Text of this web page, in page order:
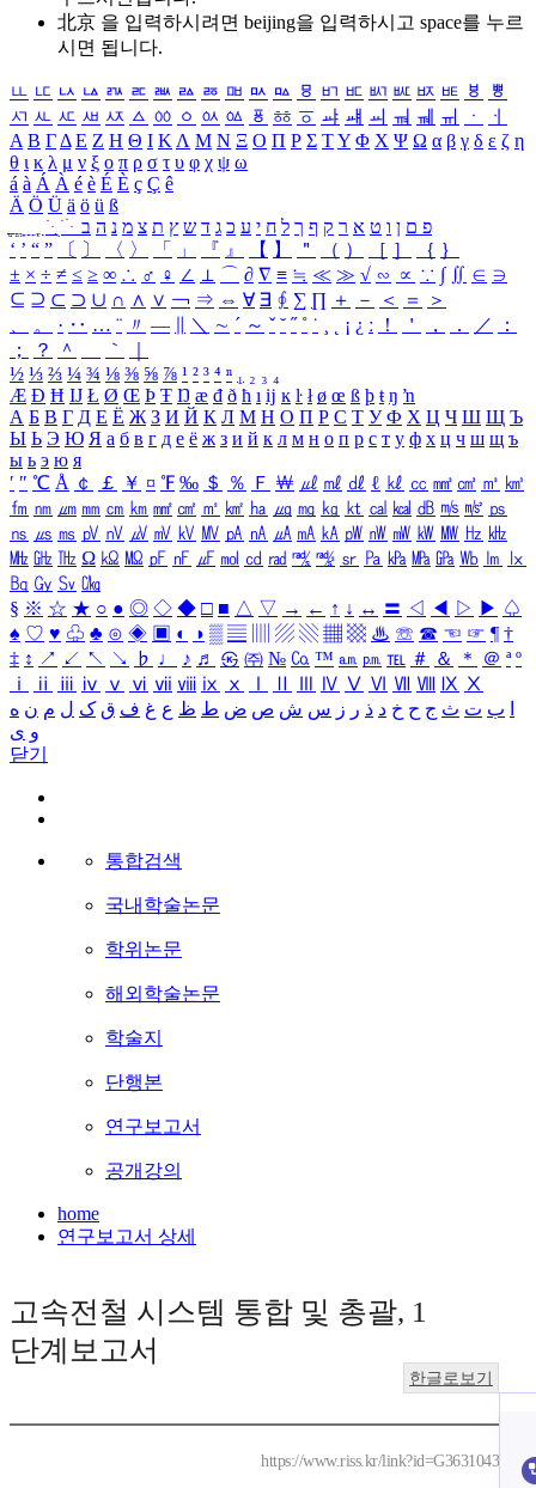
北京 을 입력하시려면 beijing을 입력하시고 space를 누르
시면 됩니다.
ㅥ ㅦ ㅧ ㅨ ㅩ ㅪ ㅫ ㅬ ㅭ ㅮ ㅯ ㅰ ㅱ ㅲ ㅳ ㅴ ㅵ ㅶ ㅷ ㅸ
ㅹ
ㅺ ㅻ ㅼ ㅽ ㅾ ㅿ ㆀ ㆁ ㆂ ㆃ ㆄ ㆅ ㆆ ㆇ ㆈ ㆉ ㆊ ㆋ ㆌ ㆍ
ㆎ
Α Β ΓΔ Ε Ζ Η Θ Ι ΚΛ Μ Ν Ξ Ο Π Ρ Σ ΤΥ Φ Χ Ψ Ω α β γ δ ε ζ η
θ ι κ λ μ ν ξ ο π ρ σ τ υ φ χ ψ ω
á à Á À é è É È ç Ç ê
Ä Ö Ü ä ö ü ß
ִֶֹ ֻּ ׁׂ פ ם ן ו ט א ר ק ף ך ל ח י ע כ ג ד ש ץ ת צ מ נ ה ב
‘ ’ “ ” 〔 〕 〈 〉 「 」 『 』 【 】 ＂ （ ） ［ ］ ｛ ｝
± × ÷ ≠ ≤ ≥ ∞ ∴ ♂ ♀ ∠ ⊥ ⌒ ∂ ∇ ≡ ≒ ≪ ≫ √ ∽ ∝ ∵ ∫ ∬ ∈ ∋
⊆ ⊇ ⊂ ⊃ ∪ ∩ ∧ ∨ ￢ ⇒ ⇔ ∀ ∃ ∮ ∑ ∏ ＋ － ＜ ＝
＞
、
。 · ‥ … ¨ 〃 ― ＼ ∼ ´ ～ ˇ ˘ ˝ ˚ ˙ ¸ ¡ ¿ ː ！ ＇ ， ． ／
：
；
？ ＾ ｀
½ ⅓ ⅔ ¼ ¾ ⅛ ⅜ ⅝ ⅞ ¹ ² ³ ⁴ ⁿ ₁ ₂ ₃ ₄
Æ Ð Ħ Ĳ Ł Ø Œ Þ Ŧ Ŋ æ đ ð ħ ı ĳ ĸ ŀ ł ø œ ß þ ŧ ŋ ŉ
А Б В Г Д Е Ё Ж З И Й К Л М Н О П Р С Т У Ф Х Ц Ч Ш Щ Ъ
Ы Ь Э Ю Я а б в г д е ё ж з и й к л м н о п р с т у ф х ц ч ш щ ъ
ы ь э ю я
′ ″ ℃ Å ￠ ￡ ￥ ¤ ℉ ‰ ＄ ％ Ｆ ￦ ㎕ ㎖ ㎗ ℓ ㎘ ㏄ ㎣ ㎤ ㎥ ㎦
㎙ ㎚ ㎛ ㎜ ㎝ ㎞ ㎟ ㎠ ㎡ ㎢ ㏊ ㎍ ㎎ ㎏ ㏏ ㎈ ㎉ ㏈ ㎧ ㎨ ㎰
㎱ ㎲ ㎳ ㎴ ㎵ ㎶ ㎷ ㎸ ㎹ ㎀ ㎁ ㎂ ㎃ ㎄ ㎺ ㎻ ㎽ ㎾ ㎿ ㎐ ㎑
㎒ ㎓ ㎔ Ω ㏀ ㏁ ㎊ ㎋ ㎌ ㏖ ㏅ ㎭ ㎮ ㎯ ㏛ ㎩ ㎪ ㎫ ㎬ ㏝ ㏐
㏓
㏃ ㏉ ㏜ ㏆
§ ※ ☆ ★ ○ ● ◎ ◇ ◆ □ ■ △ ▽ → ← ↑ ↓ ↔ 〓 ◁ ◀ ▷ ▶ ♤
♠ ♡ ♥ ♧ ♣ ⊙ ◈ ▣ ◐ ◑ ▒ ▤ ▨ ▧ ▦ ▩ ♨ ☏ ☎ ☜ ☞ ¶ †
‡ ↕ ↗ ↙ ↖ ↘ ♭ ♩ ♪ ♬ ㉿ ㈜ № ㏇ ™ ㏂ ㏘ ℡ ＃ ＆ ＊ ＠ ª º
ⅰ
ⅱ ⅲ ⅳ ⅴ ⅵ ⅶ ⅷ ⅸ ⅹ Ⅳ Ⅴ Ⅵ Ⅶ Ⅷ Ⅸ Ⅹ
ب ت ث ج ح خ د ذ ر ز س ش ص ض ط ظ ع غ ف ق ک ل م ن ه
و ی
닫기
통합검색
국내학술논문
학위논문
해외학술논문
학술지
단행본
연구보고서
공개강의
home
연구보고서 상세
고속전철 시스템 통합 및 총괄, 1
단계보고서
한글로보기
https://www.riss.kr/link?id=G3631043